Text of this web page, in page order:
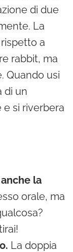
di due
La
a
rabbit, ma
Quando usi
di un
si riverbera
la
orale, ma
La doppia